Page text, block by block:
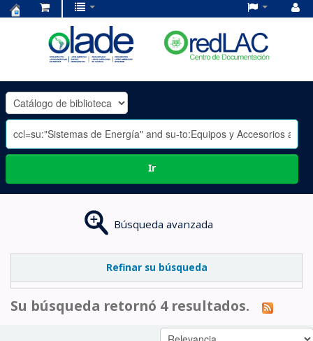
OLADE
-
Ir
Búsqueda avanzada
Refinar su búsqueda
Su búsqueda retornó 4 resultados.